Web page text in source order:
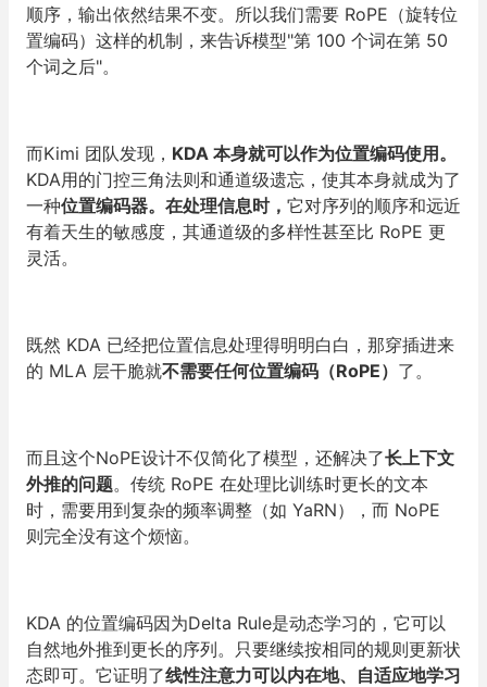
顺序，输出依然结果不变。所以我们需要 RoPE（旋转位
置编码）这样的机制，来告诉模型"第 100 个词在第 50
个词之后"。
而Kimi 团队发现， KDA 本身就可以作为位置编码使用。
KDA用的门控三角法则和通道级遗忘，使其本身就成为了
一种位置编码器。在处理信息时， 它对序列的顺序和远近
有着天生的敏感度，其通道级的多样性甚至比 RoPE 更
灵活。
既然 KDA 已经把位置信息处理得明明白白，那穿插进来
的 MLA 层干脆就不需要任何位置编码（RoPE） 了。
而且这个NoPE设计不仅简化了模型，还解决了长上下文
外推的问题。传统 RoPE 在处理比训练时更长的文本
时，需要用到复杂的频率调整（如 YaRN），而 NoPE
则完全没有这个烦恼。
KDA 的位置编码因为Delta Rule是动态学习的，它可以
自然地外推到更长的序列。只要继续按相同的规则更新状
态即可。它证明了线性注意力可以内在地、自适应地学习